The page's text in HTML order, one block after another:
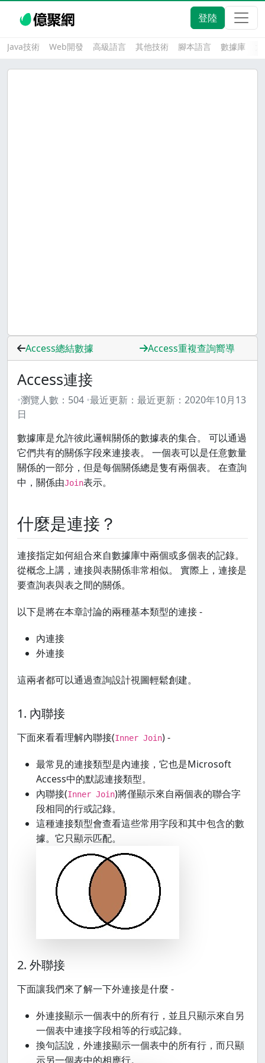
登陸
Java技術 Web開發 高級語言 其他技術 腳本語言 數據庫
Access總結數據 Access重複查詢嚮導
Access連接
瀏覽人數： 504 最近更新： 最近更新： 2020年10月13
日
數據庫是允許彼此邏輯關係的數據表的集合。 可以通過
它們共有的關係字段來連接表。 一個表可以是任意數量
關係的一部分，但是每個關係總是隻有兩個表。 在查詢
中，關係由Join表示。
什麼是連接？
連接指定如何組合來自數據庫中兩個或多個表的記錄。
從概念上講，連接與表關係非常相似。 實際上，連接是
要查詢表與表之間的關係。
以下是將在本章討論的兩種基本類型的連接 -
內連接
外連接
這兩者都可以通過查詢設計視圖輕鬆創建。
1. 內聯接
下面來看看理解內聯接(Inner Join) -
最常見的連接類型是內連接，它也是Microsoft
Access中的默認連接類型。
內聯接(Inner Join)將僅顯示來自兩個表的聯合字
段相同的行或記錄。
這種連接類型會查看這些常用字段和其中包含的數
據。它只顯示匹配。
2. 外聯接
下面讓我們來了解一下外連接是什麼 -
外連接顯示一個表中的所有行，並且只顯示來自另
一個表中連接字段相等的行或記錄。
換句話說，外連接顯示一個表中的所有行，而只顯
示另一個表中的相應行。